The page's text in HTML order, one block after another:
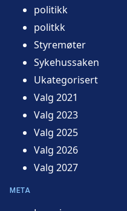
politikk
politkk
Styremøter
Sykehussaken
Ukategorisert
Valg 2021
Valg 2023
Valg 2025
Valg 2026
Valg 2027
META